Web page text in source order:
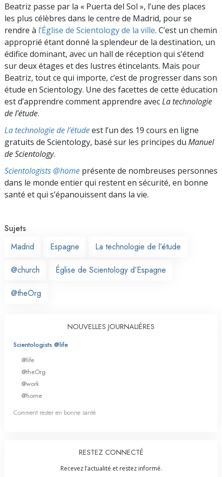
Beatriz passe par la « Puerta del Sol », l’une des places
les plus célèbres dans le centre de Madrid, pour se
rendre à l’Église de Scientology de la ville. C’est un chemin
approprié étant donné la splendeur de la destination, un
édifice dominant, avec un hall de réception qui s’étend
sur deux étages et des lustres étincelants. Mais pour
Beatriz, tout ce qui importe, c’est de progresser dans son
étude en Scientology. Une des facettes de cette éducation
est d’apprendre comment apprendre avecLa technologie
de l’étude.
La technologie de l’étudeest l’un des 19 cours en ligne
gratuits de Scientology, basé sur les principes du Manuel
de Scientology.
Scientologists @home présente de nombreuses personnes
dans le monde entier qui restent en sécurité, en bonne
santé et qui s’épanouissent dans la vie.
Sujets
Madrid
Espagne La technologie de l’étude
@church Église de Scientology d’Espagne
@theOrg
NOUVELLES JOURNALIÈRES
Scientologists @life
@life
@theOrg
@work
@home
Comment rester en bonne santé
RESTEZ CONNECTÉ
Recevez l’actualité et restez informé.